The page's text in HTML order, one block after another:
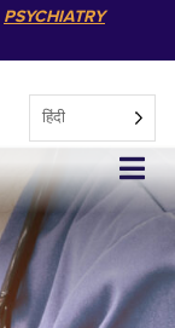
PSYCHIATRY
हिंदी